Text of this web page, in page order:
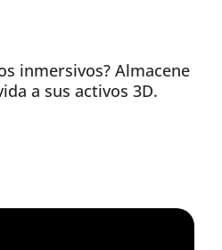
inmersivos? Almacene
a sus activos 3D.